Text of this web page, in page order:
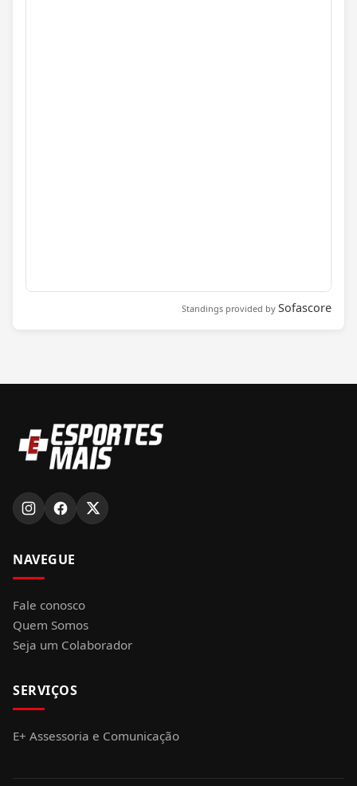
Standings provided by Sofascore
NAVEGUE
Fale conosco
Quem Somos
Seja um Colaborador
SERVIÇOS
E+ Assessoria e Comunicação